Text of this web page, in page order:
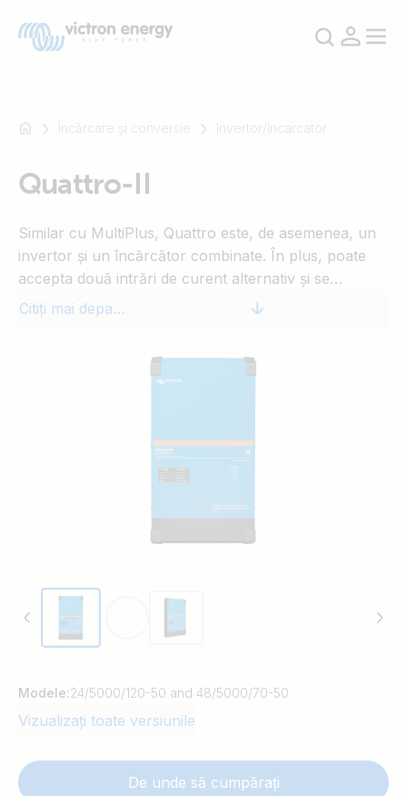
SmartSolar
Multiplus-
Orion
Încărcare și conversie Invertor/incarcator
Quattro-II
Similar cu MultiPlus, Quattro este, de asemenea, un
invertor și un încărcător combinate. În plus, poate
accepta două intrări de curent alternativ și se
conectează automat la sursa activă. Printre multiplele
Citiți mai departe
Modele:24/5000/120-50 and 48/5000/70-50
Vizualizați toate versiunile
De unde să cumpărați